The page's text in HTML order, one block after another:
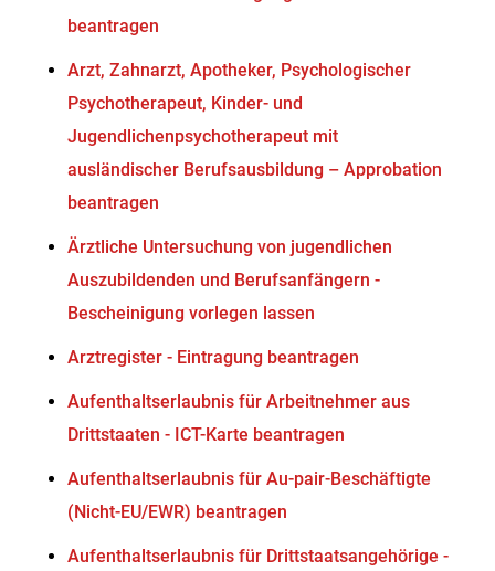
beantragen
Arzt, Zahnarzt, Apotheker, Psychologischer
Psychotherapeut, Kinder- und
Jugendlichenpsychotherapeut mit
ausländischer Berufsausbildung – Approbation
beantragen
Ärztliche Untersuchung von jugendlichen
Auszubildenden und Berufsanfängern -
Bescheinigung vorlegen lassen
Arztregister - Eintragung beantragen
Aufenthaltserlaubnis für Arbeitnehmer aus
Drittstaaten - ICT-Karte beantragen
Aufenthaltserlaubnis für Au-pair-Beschäftigte
(Nicht-EU/EWR) beantragen
Aufenthaltserlaubnis für Drittstaatsangehörige -